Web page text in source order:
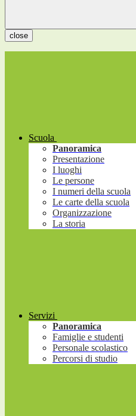
close
Scuola
Panoramica
Presentazione
I luoghi
Le persone
I numeri della scuola
Le carte della scuola
Organizzazione
La storia
Servizi
Panoramica
Famiglie e studenti
Personale scolastico
Percorsi di studio